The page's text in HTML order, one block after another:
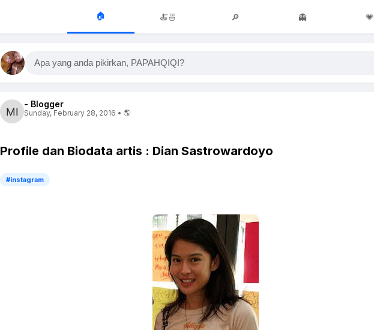
🏠 🍝🍜 🔎 👻 💗
Apa yang anda pikirkan, PAPAHQIQI?
- Blogger
Sunday, February 28, 2016 • 🌎
Profile dan Biodata artis : Dian Sastrowardoyo
#instagram